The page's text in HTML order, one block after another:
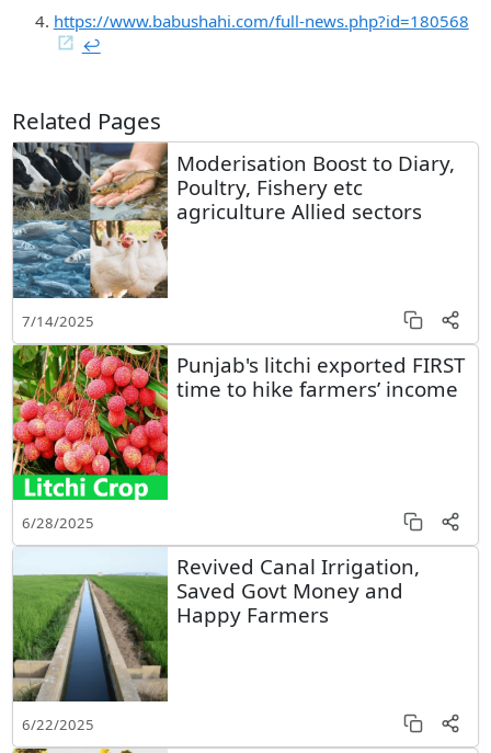
https://www.babushahi.com/full-news.php?id=180568
↩︎
Related Pages
Moderisation Boost to Diary,
Poultry, Fishery etc
agriculture Allied sectors
7/14/2025
Punjab's litchi exported FIRST
time to hike farmers’ income
6/28/2025
Revived Canal Irrigation,
Saved Govt Money and
Happy Farmers
6/22/2025